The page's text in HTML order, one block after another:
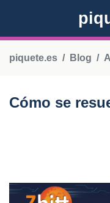
piquete.es Blog
Cómo se